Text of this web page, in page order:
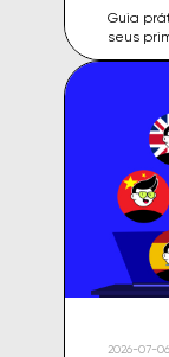
Guia
seus
2026 —
2026-07-06